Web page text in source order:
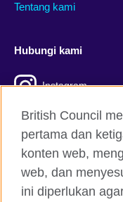
Tentang kami
Hubungi kami
Instagram
Twitter
British Council global
British Council
pertama dan
konten web,
web, dan
ini diperlukan